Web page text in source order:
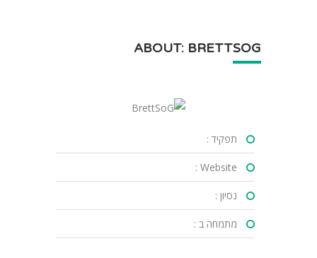
ABOUT: BRETTSOG
תפקיד :
Website :
נסיון :
מתמחה ב :